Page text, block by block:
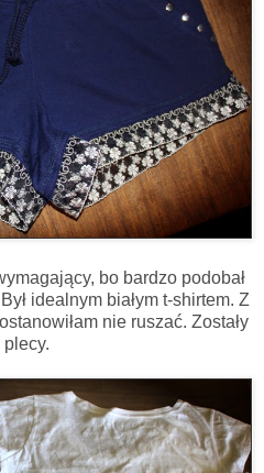
bo bardzo podobał
idealnym białym t-shirtem. Z
nie ruszać. Zostały
plecy.